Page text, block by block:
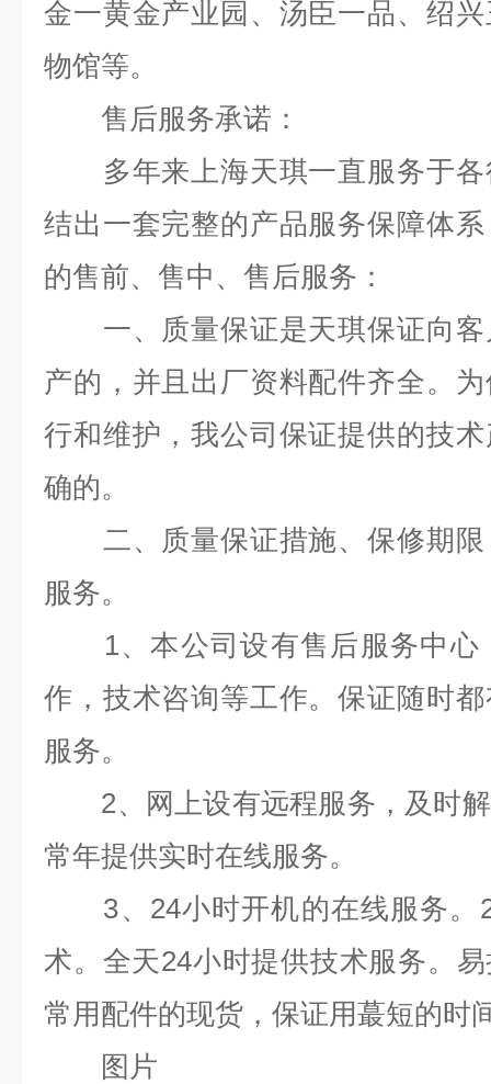
金一黄金产业园、汤臣一品、绍
物馆等。
售后服务承诺：
多年来上海天琪一直服务于各
结出一套完整的产品服务保障体
的售前、售中、售后服务：
一、质量保证是天琪保证向客
产的，并且出厂资料配件齐全。
行和维护，我公司保证提供的技
确的。
二、质量保证措施、保修期限
服务。
1、本公司设有售后服务中
作，技术咨询等工作。保证随时
服务。
2、网上设有远程服务，及时
常年提供实时在线服务。
3、 24小时开机的在线服务。
术。全天24小时提供技术服务。
常用配件的现货，保证用蕞短的时
图片